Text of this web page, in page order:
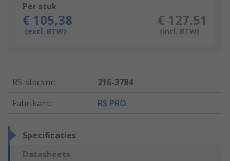
Per stuk
€ 105,38
(excl. BTW)
€ 127,51
(incl. BTW)
RS-stocknr.:
216-3784
Fabrikant: RS PRO
Specificaties
Datasheets